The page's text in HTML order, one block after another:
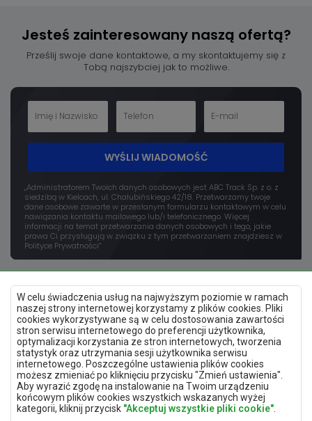
W celu świadczenia usług na najwyższym poziomie w ramach
naszej strony internetowej korzystamy z plików cookies. Pliki
cookies wykorzystywane są w celu dostosowania zawartości
stron serwisu internetowego do preferencji użytkownika,
optymalizacji korzystania ze stron internetowych, tworzenia
statystyk oraz utrzymania sesji użytkownika serwisu
internetowego. Poszczególne ustawienia plików cookies
możesz zmieniać po kliknięciu przycisku "Zmień ustawienia".
Aby wyrazić zgodę na instalowanie na Twoim urządzeniu
końcowym plików cookies wszystkich wskazanych wyżej
kategorii, kliknij przycisk "Akceptuj wszystkie pliki cookie"
Jesteś zainteresowany naszą ofertą?
Prześlij swoje dane kontaktowe, a my skontaktujemy się z
Tobą najszybciej jak to możliwe.
WYŚLIJ WIADOMOŚĆ
„Administratorem Twoich danych osobowych jest ABC Track Sp. z o. z
siedzibą w Kielcach, ul. Chałubińskiego 42/18. Przetwarzamy twoje
dane osobowe zawarte w przesłanym formularzu kontaktowym w celu
nawiązania kontaktu mailowego lub/i telefonicznego. Więcej
informacji na temat przetwarzania danych osobowych i tego, jakie
prawa Ci przysługują w związku z tym przetwarzaniem znajdziesz w
Polityce Prywatności”
Polityka prywatności
Mapa strony
Deklaracja dostępności
Zmień ustawienia prywatności